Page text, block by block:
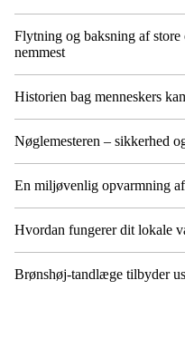
Flytning og baksning af
nemmest
Historien bag menneskers
Nøglemesteren – sikkerhed
En miljøvenlig opvarmning
Hvordan fungerer dit lokale
Brønshøj-tandlæge tilbyder